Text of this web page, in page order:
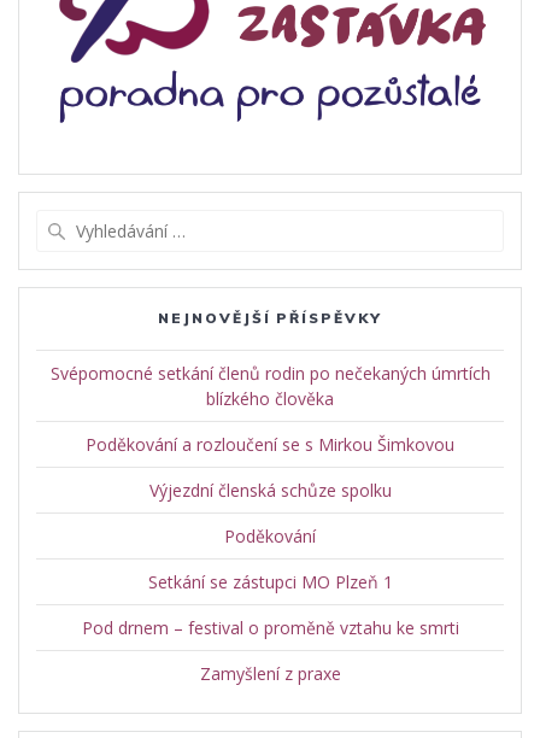
NEJNOVĚJŠÍ PŘÍSPĚVKY
Svépomocné setkání členů rodin po nečekaných úmrtích
blízkého člověka
Poděkování a rozloučení se s Mirkou Šimkovou
Výjezdní členská schůze spolku
Poděkování
Setkání se zástupci MO Plzeň 1
Pod drnem – festival o proměně vztahu ke smrti
Zamyšlení z praxe